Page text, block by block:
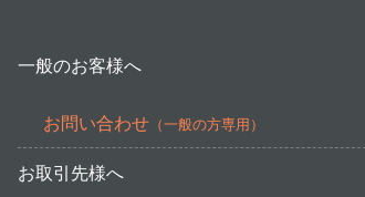
一般のお客様へ
お問い合わせ（一般の方専用）
お取引先様へ